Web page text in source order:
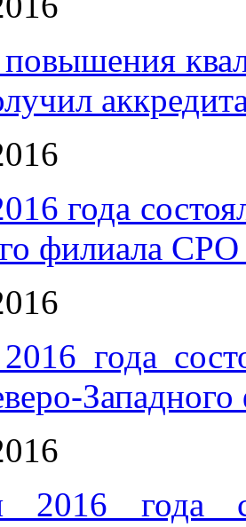
года
филиала
года
года